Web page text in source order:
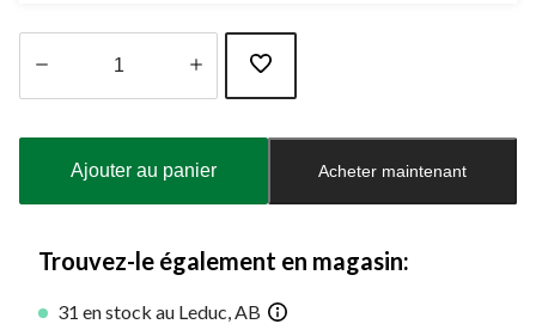
à
Ajouter au panier Acheter maintenant
Trouvez-le également en magasin:
31 en stock au Leduc, AB